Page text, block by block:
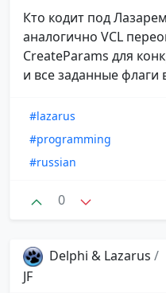
Кто кодит под
аналогично VCL
CreateParams для
и все заданные флаги
#lazarus
#programming
#russian
0
Delphi & Lazarus /
JF